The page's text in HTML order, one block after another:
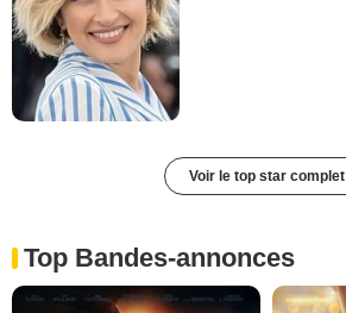
Voir le top star complet
Top Bandes-annonces